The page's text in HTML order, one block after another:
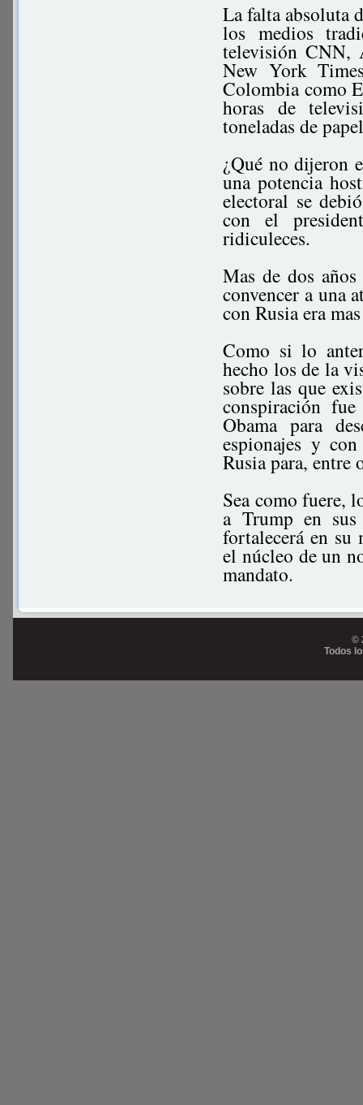
La falta absoluta
los medios
televisión CNN,
New York
Colombia como
horas de
toneladas de
¿Qué no dijeron
una potencia
electoral se
con el
ridiculeces.
Mas de dos
convencer a una
con Rusia era
Como si lo
hecho los de la
sobre las que
conspiración
Obama para
espionajes y
Rusia para,
Sea como fuere,
a Trump en
fortalecerá en
el núcleo de un
mandato.
©
Todos